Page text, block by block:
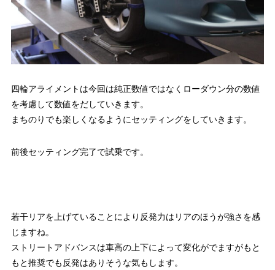
四輪アライメントは今回は純正数値ではなくローダウン分の数値
を考慮して数値をだしていきます。
まちのりでも楽しくなるようにセッティングをしていきます。
前後セッティング完了で試乗です。
若干リアを上げていることにより反発力はリアのほうが強さを感
じますね。
ストリートアドバンスは車高の上下によって変化がでますがもと
もと推奨でも反発はありそうな気もします。